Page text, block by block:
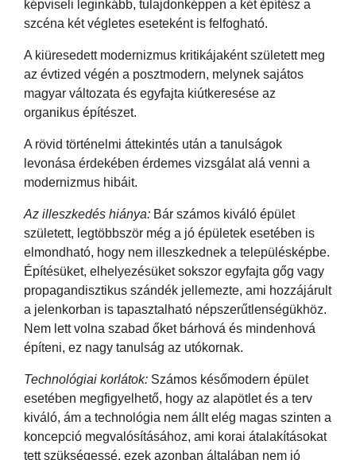
képviseli leginkább, tulajdonképpen a két építész a
szcéna két végletes eseteként is felfogható.
A kiüresedett modernizmus kritikájaként született meg
az évtized végén a posztmodern, melynek sajátos
magyar változata és egyfajta kiútkeresése az
organikus építészet.
A rövid történelmi áttekintés után a tanulságok
levonása érdekében érdemes vizsgálat alá venni a
modernizmus hibáit.
Az illeszkedés hiánya: Bár számos kiváló épület
született, legtöbbször még a jó épületek esetében is
elmondható, hogy nem illeszkednek a településképbe.
Építésüket, elhelyezésüket sokszor egyfajta gőg vagy
propagandisztikus szándék jellemezte, ami hozzájárult
a jelenkorban is tapasztalható népszerűtlenségükhöz.
Nem lett volna szabad őket bárhová és mindenhová
építeni, ez nagy tanulság az utókornak.
Technológiai korlátok: Számos későmodern épület
esetében megfigyelhető, hogy az alapötlet és a terv
kiváló, ám a technológia nem állt elég magas szinten a
koncepció megvalósításához, ami korai átalakításokat
tett szükségessé, ezek azonban általában nem jó